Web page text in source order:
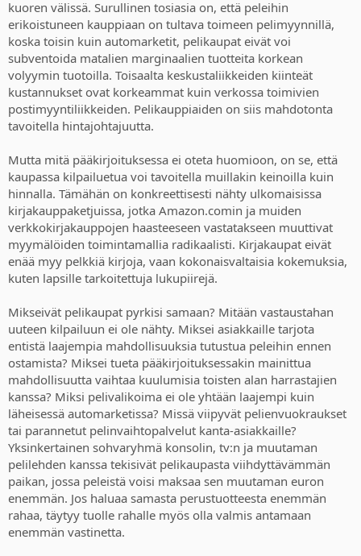
kuoren välissä. Surullinen tosiasia on, että peleihin
erikoistuneen kauppiaan on tultava toimeen pelimyynnillä,
koska toisin kuin automarketit, pelikaupat eivät voi
subventoida matalien marginaalien tuotteita korkean
volyymin tuotoilla. Toisaalta keskustaliikkeiden kiinteät
kustannukset ovat korkeammat kuin verkossa toimivien
postimyyntiliikkeiden. Pelikauppiaiden on siis mahdotonta
tavoitella hintajohtajuutta.
Mutta mitä pääkirjoituksessa ei oteta huomioon, on se, että
kaupassa kilpailuetua voi tavoitella muillakin keinoilla kuin
hinnalla. Tämähän on konkreettisesti nähty ulkomaisissa
kirjakauppaketjuissa, jotka Amazon.comin ja muiden
verkkokirjakauppojen haasteeseen vastatakseen muuttivat
myymälöiden toimintamallia radikaalisti. Kirjakaupat eivät
enää myy pelkkiä kirjoja, vaan kokonaisvaltaisia kokemuksia,
kuten lapsille tarkoitettuja lukupiirejä.
Mikseivät pelikaupat pyrkisi samaan? Mitään vastaustahan
uuteen kilpailuun ei ole nähty. Miksei asiakkaille tarjota
entistä laajempia mahdollisuuksia tutustua peleihin ennen
ostamista? Miksei tueta pääkirjoituksessakin mainittua
mahdollisuutta vaihtaa kuulumisia toisten alan harrastajien
kanssa? Miksi pelivalikoima ei ole yhtään laajempi kuin
läheisessä automarketissa? Missä viipyvät pelienvuokraukset
tai parannetut pelinvaihtopalvelut kanta-asiakkaille?
Yksinkertainen sohvaryhmä konsolin, tv:n ja muutaman
pelilehden kanssa tekisivät pelikaupasta viihdyttävämmän
paikan, jossa peleistä voisi maksaa sen muutaman euron
enemmän. Jos haluaa samasta perustuotteesta enemmän
rahaa, täytyy tuolle rahalle myös olla valmis antamaan
enemmän vastinetta.